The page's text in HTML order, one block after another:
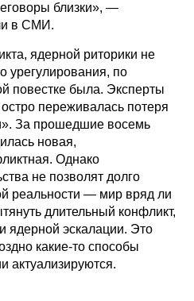
близки», —
в СМИ.
ядерной риторики не
урегулирования, по
повестке была. Эксперты
остро переживалась потеря
За прошедшие восемь
новая,
Однако
не позволят долго
реальности — мир вряд ли
длительный конфликт,
ядерной эскалации. Это
какие-то способы
актуализируются.